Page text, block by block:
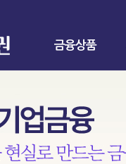
금융상품